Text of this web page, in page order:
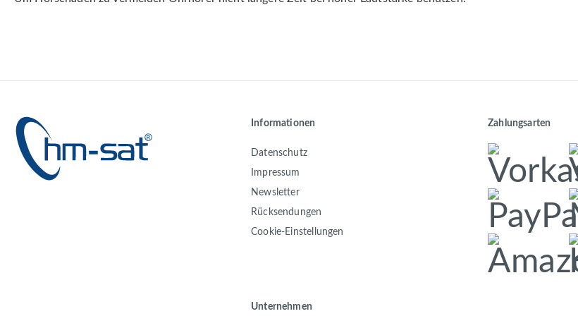
Informationen
Datenschutz
Impressum
Newsletter
Rücksendungen
Cookie-Einstellungen
Unternehmen
Zahlungsarten